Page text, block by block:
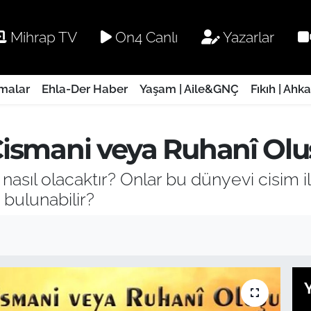
Mihrap TV On4 Canlı Yazarlar
Ehla-Der Haber Yaşam | Aile&GNÇ Fıkıh |
veya Ruhanî
olacaktır? Onlar bu dünyevi